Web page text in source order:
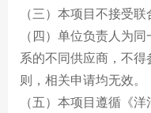
（三）本项目不接受联
（四）单位负责人为
系的不同供应商，不
则，相关申请均无效。
（五）本项目遵循《